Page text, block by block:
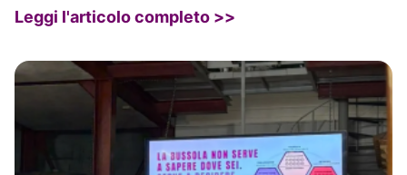
Leggi l'articolo completo >>